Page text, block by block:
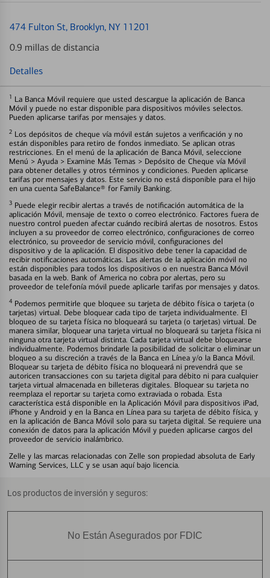
474 Fulton St, Brooklyn, NY 11201
0.9 millas de distancia
Detalles
1 La Banca Móvil requiere que usted descargue la aplicación de Banca
Móvil y puede no estar disponible para dispositivos móviles selectos.
Pueden aplicarse tarifas por mensajes y datos.
2 Los depósitos de cheque vía móvil están sujetos a verificación y no
están disponibles para retiro de fondos inmediato. Se aplican otras
restricciones. En el menú de la aplicación de Banca Móvil, seleccione
Menú > Ayuda > Examine Más Temas > Depósito de Cheque vía Móvil
para obtener detalles y otros términos y condiciones. Pueden aplicarse
tarifas por mensajes y datos. Este servicio no está disponible para el hijo
en una cuenta SafeBalance® for Family Banking.
3 Puede elegir recibir alertas a través de notificación automática de la
aplicación Móvil, mensaje de texto o correo electrónico. Factores fuera de
nuestro control pueden afectar cuándo recibirá alertas de nosotros. Estos
incluyen a su proveedor de correo electrónico, configuraciones de correo
electrónico, su proveedor de servicio móvil, configuraciones del
dispositivo y de la aplicación. El dispositivo debe tener la capacidad de
recibir notificaciones automáticas. Las alertas de la aplicación móvil no
están disponibles para todos los dispositivos o en nuestra Banca Móvil
basada en la web. Bank of America no cobra por alertas, pero su
proveedor de telefonía móvil puede aplicarle tarifas por mensajes y datos.
4 Podemos permitirle que bloquee su tarjeta de débito física o tarjeta (o
tarjetas) virtual. Debe bloquear cada tipo de tarjeta individualmente. El
bloqueo de su tarjeta física no bloqueará su tarjeta (o tarjetas) virtual. De
manera similar, bloquear una tarjeta virtual no bloqueará su tarjeta física ni
ninguna otra tarjeta virtual distinta. Cada tarjeta virtual debe bloquearse
individualmente. Podemos brindarle la posibilidad de solicitar o eliminar un
bloqueo a su discreción a través de la Banca en Línea y/o la Banca Móvil.
Bloquear su tarjeta de débito física no bloqueará ni prevendrá que se
autoricen transacciones con su tarjeta digital para débito ni para cualquier
tarjeta virtual almacenada en billeteras digitales. Bloquear su tarjeta no
reemplaza el reportar su tarjeta como extraviada o robada. Esta
característica está disponible en la Aplicación Móvil para dispositivos iPad,
iPhone y Android y en la Banca en Línea para su tarjeta de débito física, y
en la aplicación de Banca Móvil solo para su tarjeta digital. Se requiere una
conexión de datos para la aplicación Móvil y pueden aplicarse cargos del
proveedor de servicio inalámbrico.
Zelle y las marcas relacionadas con Zelle son propiedad absoluta de Early
Warning Services, LLC y se usan aquí bajo licencia.
Los productos de inversión y seguros:
No Están Asegurados por FDIC